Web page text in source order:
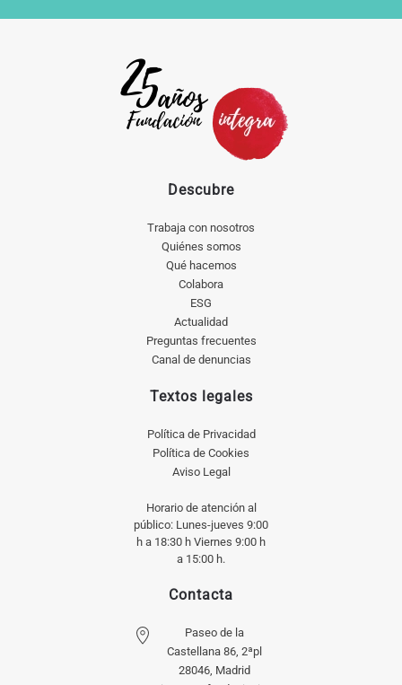
Descubre
Trabaja con nosotros
Quiénes somos
Qué hacemos
Colabora
ESG
Actualidad
Preguntas frecuentes
Canal de denuncias
Textos legales
Política de Privacidad
Política de Cookies
Aviso Legal
Horario de atención al
público: Lunes-jueves 9:00
h a 18:30 h Viernes 9:00 h
a 15:00 h.
Contacta
Paseo de la
Castellana 86, 2ªpl
28046, Madrid